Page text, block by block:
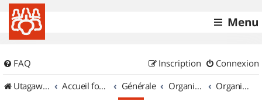
Menu
FAQ Connexion
Inscription
UtagawaVTT (Randos VTT et VTTAE avec traces GPS)
Accueil forum Générale Organisation de sorties & Recherche de partenaires Organisation de sorties en région Île de France